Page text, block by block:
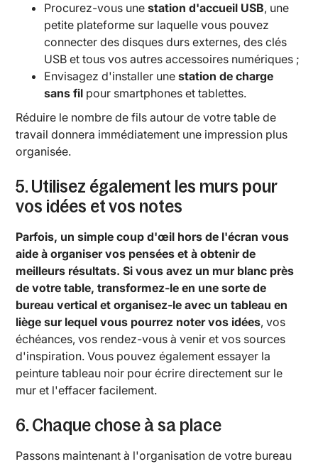
Procurez-vous unestation d'accueil USB, une
petite plateforme sur laquelle vous pouvez
connecter des disques durs externes, des clés
USB et tous vos autres accessoires numériques ;
Envisagez d'installer unestation de charge
sans fil pour smartphones et tablettes.
Réduire le nombre de fils autour de votre table de
travail donnera immédiatement une impression plus
organisée.
5. Utilisez également les murs pour
vos idées et vos notes
Parfois, un simple coup d'œil hors de l'écran vous
aide à organiser vos pensées et à obtenir de
meilleurs résultats. Si vous avez un mur blanc près
de votre table, transformez-le en une sorte de
bureau vertical et organisez-le avec un tableau en
liège sur lequel vous pourrez noter vos idées, vos
échéances, vos rendez-vous à venir et vos sources
d'inspiration. Vous pouvez également essayer la
peinture tableau noir pour écrire directement sur le
mur et l'effacer facilement.
6. Chaque chose à sa place
Passons maintenant à l'organisation de votre bureau